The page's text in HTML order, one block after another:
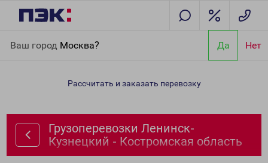
Ваш город Москва? Да Нет
Костромская область
Рассчитать и заказать перевозку
Грузоперевозки Ленинск-
Кузнецкий - Костромская область